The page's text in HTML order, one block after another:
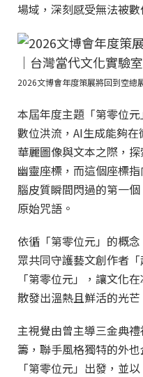
場域，深刻感受無法被
2026文博會年度策展將回到空總
本屆年度主題「第零位
數位洪流，AI生成能夠
華麗圖像與文本之際，
幽靈座標，而這個座標
腦皮質瞬間閃過的第一
原始咒語。
依循「第零位元」的概
眾共同守護藝文創作者
「第零位元」，讓文化
散發出溫熱且鮮活的光芒
主視覺由曾主導三金典
籌，聯手風格獨特的外
「第零位元」出發，並